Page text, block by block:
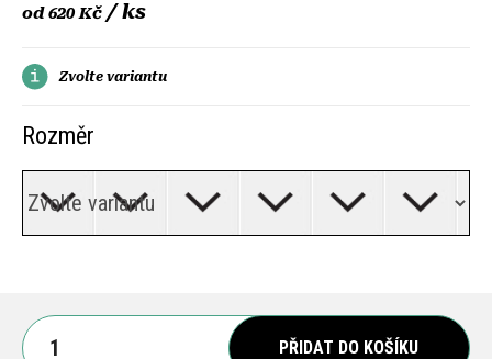
od620 Kč / ks
Zvolte variantu
Rozměr
PŘIDAT DO KOŠÍKU